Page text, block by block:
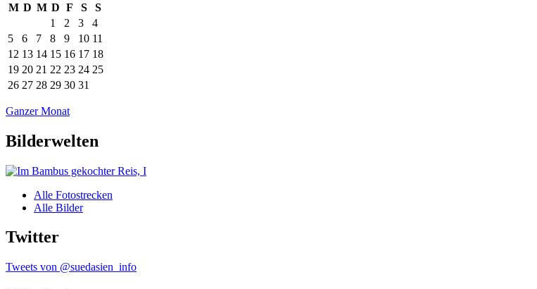
M D M D F S
S
1
2 3
4
5
6 7 8 9 10 11
12 13 14 15 16 17 18
19 20 21 22 23 24 25
26 27 28 29 30 31
Ganzer Monat
Bilderwelten
Alle Fotostrecken
Alle Bilder
Twitter
Tweets von @suedasien_info